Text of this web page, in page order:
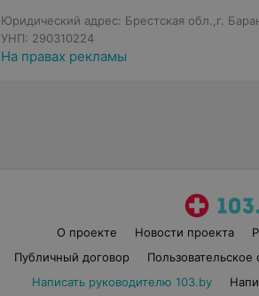
Юридический адрес: Брестская обл.,г.
УНП: 290310224
На правах рекламы
О проекте Новости проекта
Публичный договор
Пользовательское
Написать руководителю 103.by